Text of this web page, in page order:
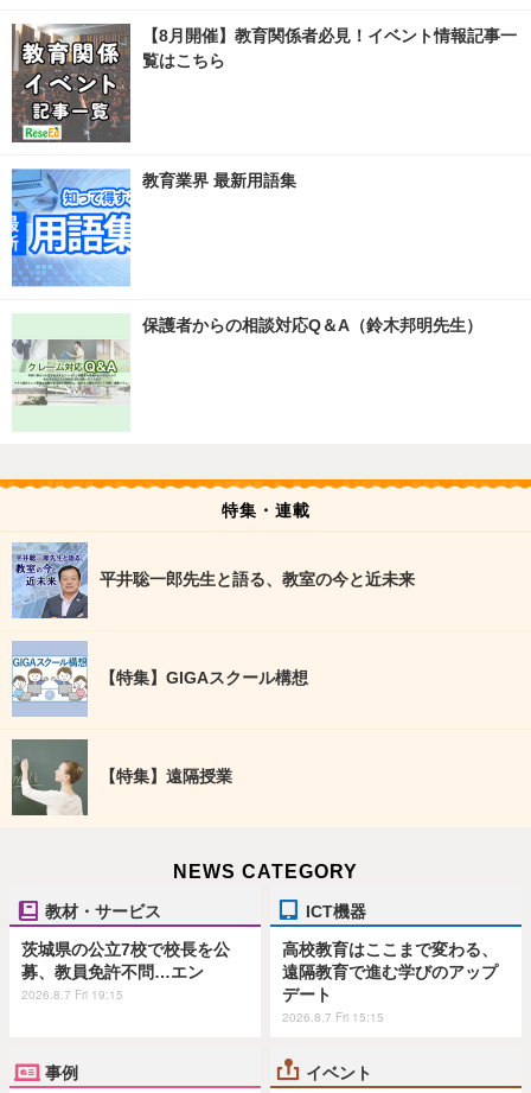
【8月開催】教育関係者必見！イベント情報記事一
覧はこちら
教育業界 最新用語集
保護者からの相談対応Q＆A（鈴木邦明先生）
特集・連載
平井聡一郎先生と語る、教室の今と近未来
【特集】GIGAスクール構想
【特集】遠隔授業
NEWS CATEGORY
教材・サービス
茨城県の公立7校で校長を公
募、教員免許不問…エン
2026.8.7 Fri 19:15
ICT機器
高校教育はここまで変わる、
遠隔教育で進む学びのアップ
デート
2026.8.7 Fri 15:15
事例 イベント